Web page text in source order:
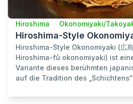
Hiroshima Okonomiyaki/
Hiroshima-Style
Hiroshima-Style Okonomiyaki (広島
Hiroshima-fū okonomiyaki) ist
Variante dieses berühmten
auf die Tradition des „Schichtens“